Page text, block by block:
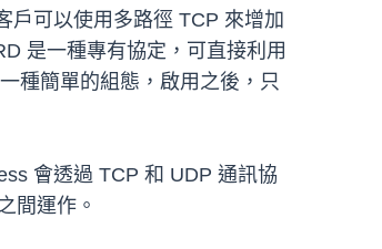
戶可以使用多路徑 TCP 來增加
是一種專有協定，可直接利用
種簡單的組態，啟用之後，只
會透過 TCP 和 UDP 通訊協
間運作。